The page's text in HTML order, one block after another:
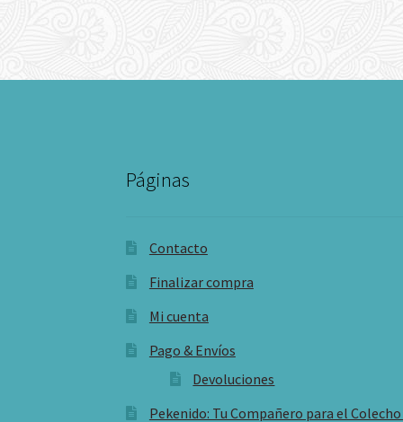
Páginas
Contacto
Finalizar compra
Mi cuenta
Pago & Envíos
Devoluciones
Pekenido: Tu Compañero para el Colecho